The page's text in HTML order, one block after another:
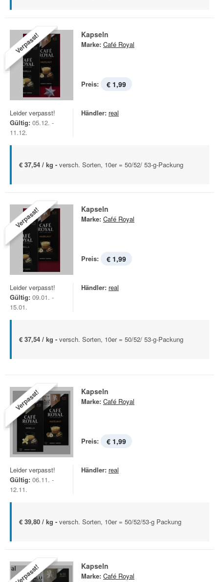
Verpasst! Kapseln
Marke: Café Royal
Preis: € 1,99
Leider verpasst!
Gültig: 05.12. -
11.12.
Händler: real
€ 37,54 / kg - versch. Sorten, 10er = 50/52/ 53-g-Packung
Verpasst! Kapseln
Marke: Café Royal
Preis: € 1,99
Leider verpasst!
Gültig: 09.01. -
15.01.
Händler: real
€ 37,54 / kg - versch. Sorten, 10er = 50/52/ 53-g-Packung
Verpasst! Kapseln
Marke: Café Royal
Preis: € 1,99
Leider verpasst!
Gültig: 06.11. -
12.11.
Händler: real
€ 39,80 / kg - versch. Sorten, 10er = 50/52/53-g Packung
Verpasst! Kapseln
Marke: Café Royal